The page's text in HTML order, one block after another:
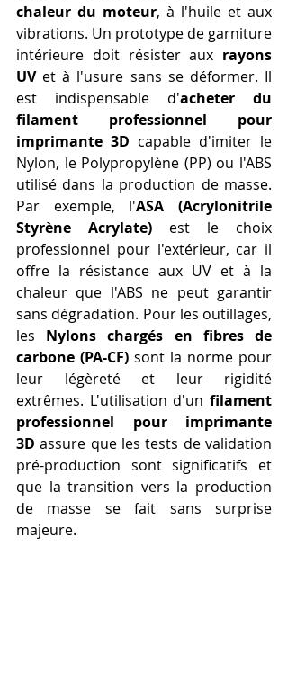
chaleur du moteur, à l'huile et aux
vibrations. Un prototype de garniture
intérieure doit résister aux rayons
UV et à l'usure sans se déformer. Il
est indispensable d'acheter du
filament professionnel pour
imprimante 3D capable d'imiter le
Nylon, le Polypropylène (PP) ou l'ABS
utilisé dans la production de masse.
Par exemple, l'ASA (Acrylonitrile
Styrène Acrylate) est le choix
professionnel pour l'extérieur, car il
offre la résistance aux UV et à la
chaleur que l'ABS ne peut garantir
sans dégradation. Pour les outillages,
les Nylons chargés en fibres de
carbone (PA-CF) sont la norme pour
leur légèreté et leur rigidité
extrêmes. L'utilisation d'un filament
professionnel pour imprimante
3D assure que les tests de validation
pré-production sont significatifs et
que la transition vers la production
de masse se fait sans surprise
majeure.